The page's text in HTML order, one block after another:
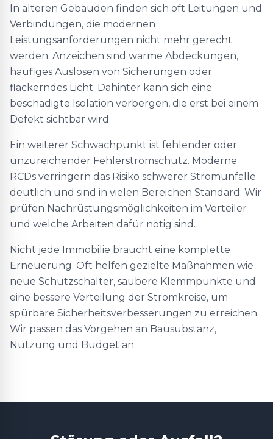
In älteren Gebäuden finden sich oft Leitungen und
Verbindungen, die modernen
Leistungsanforderungen nicht mehr gerecht
werden. Anzeichen sind warme Abdeckungen,
häufiges Auslösen von Sicherungen oder
flackerndes Licht. Dahinter kann sich eine
beschädigte Isolation verbergen, die erst bei einem
Defekt sichtbar wird.
Ein weiterer Schwachpunkt ist fehlender oder
unzureichender Fehlerstromschutz. Moderne
RCDs verringern das Risiko schwerer Stromunfälle
deutlich und sind in vielen Bereichen Standard. Wir
prüfen Nachrüstungsmöglichkeiten im Verteiler
und welche Arbeiten dafür nötig sind.
Nicht jede Immobilie braucht eine komplette
Erneuerung. Oft helfen gezielte Maßnahmen wie
neue Schutzschalter, saubere Klemmpunkte und
eine bessere Verteilung der Stromkreise, um
spürbare Sicherheitsverbesserungen zu erreichen.
Wir passen das Vorgehen an Bausubstanz,
Nutzung und Budget an.